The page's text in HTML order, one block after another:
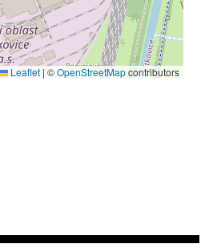
Leaflet | ©OpenStreetMapcontributors